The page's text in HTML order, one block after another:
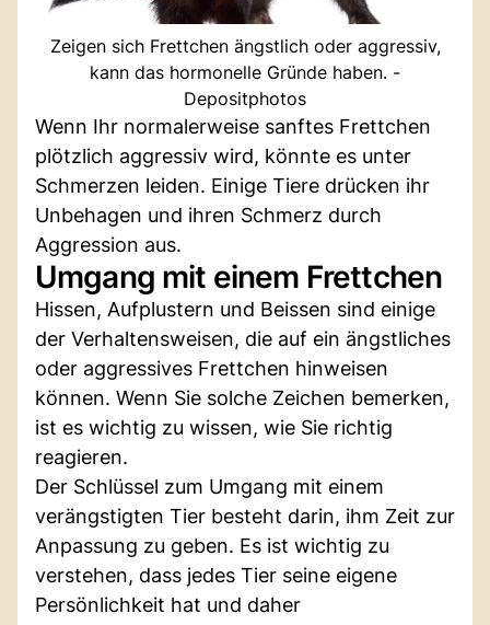
Zeigen sich Frettchen ängstlich oder aggressiv,
kann das hormonelle Gründe haben. -
Depositphotos
Wenn Ihr normalerweise sanftes Frettchen
plötzlich aggressiv wird, könnte es unter
Schmerzen leiden. Einige Tiere drücken ihr
Unbehagen und ihren Schmerz durch
Aggression aus.
Umgang mit einem Frettchen
Hissen, Aufplustern und Beissen sind einige
der Verhaltensweisen, die auf ein ängstliches
oder aggressives Frettchen hinweisen
können. Wenn Sie solche Zeichen bemerken,
ist es wichtig zu wissen, wie Sie richtig
reagieren.
Der Schlüssel zum Umgang mit einem
verängstigten Tier besteht darin, ihm Zeit zur
Anpassung zu geben. Es ist wichtig zu
verstehen, dass jedes Tier seine eigene
Persönlichkeit hat und daher